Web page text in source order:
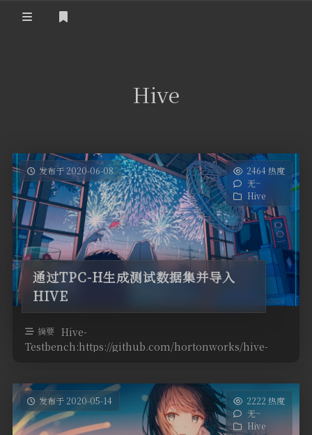
Hive
发布于 2020-06-08
2464 热度
无~
Hive
通过TPC-H生成测试数据集并导入
HIVE
摘要 Hive-
Testbench:https://github.com/hortonworks/hive-
发布于 2020-05-14
2222 热度
无~
Hive